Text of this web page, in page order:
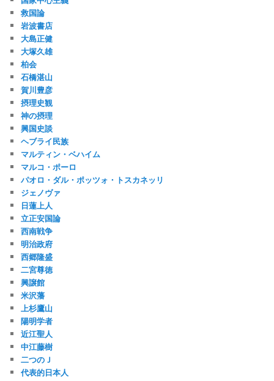
救国論
岩波書店
大島正健
大塚久雄
柏会
石橋湛山
賀川豊彦
摂理史観
神の摂理
興国史談
ヘブライ民族
マルティン・ベハイム
マルコ・ポーロ
パオロ・ダル・ポッツォ・トスカネッリ
ジェノヴァ
日蓮上人
立正安国論
西南戦争
明治政府
西郷隆盛
二宮尊徳
興譲館
米沢藩
上杉鷹山
陽明学者
近江聖人
中江藤樹
二つのＪ
代表的日本人